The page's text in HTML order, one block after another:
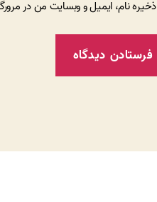
ذخیره نام، ایمیل و وبسایت من در